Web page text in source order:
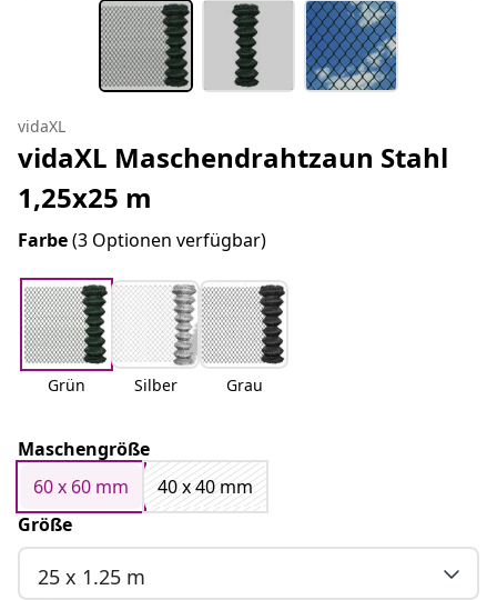
vidaXL
vidaXL Maschendrahtzaun Stahl
1,25x25 m
Farbe(3 Optionen verfügbar)
Grün Silber Grau
Maschengröße
60 x 60 mm
40 x 40 mm
Größe
25 x 1.25 m